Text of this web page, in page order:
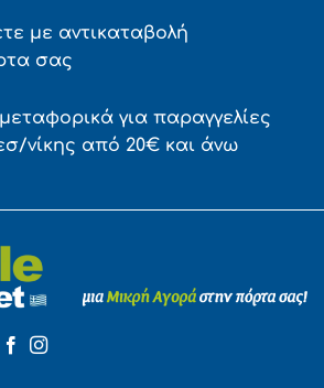
με αντικαταβολή
σας
για παραγγελίες
νίκης από 20€ και άνω